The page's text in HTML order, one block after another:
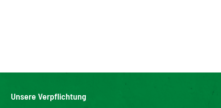
Unsere Verpflichtung